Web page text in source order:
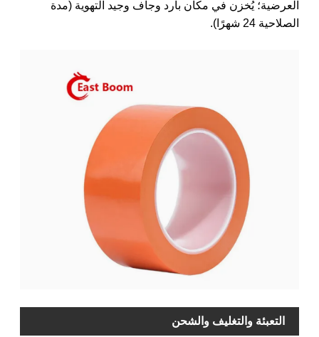
العرضية؛ يُخزن في مكان بارد وجاف وجيد التهوية (مدة
الصلاحية 24 شهرًا).
التعبئة والتغليف والشحن